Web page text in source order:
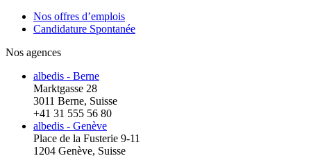
Nos offres d’emplois
Candidature Spontanée
Nos agences
albedis - Berne
Marktgasse 28
3011 Berne, Suisse
+41 31 555 56 80
albedis - Genève
Place de la Fusterie 9-11
1204 Genève, Suisse